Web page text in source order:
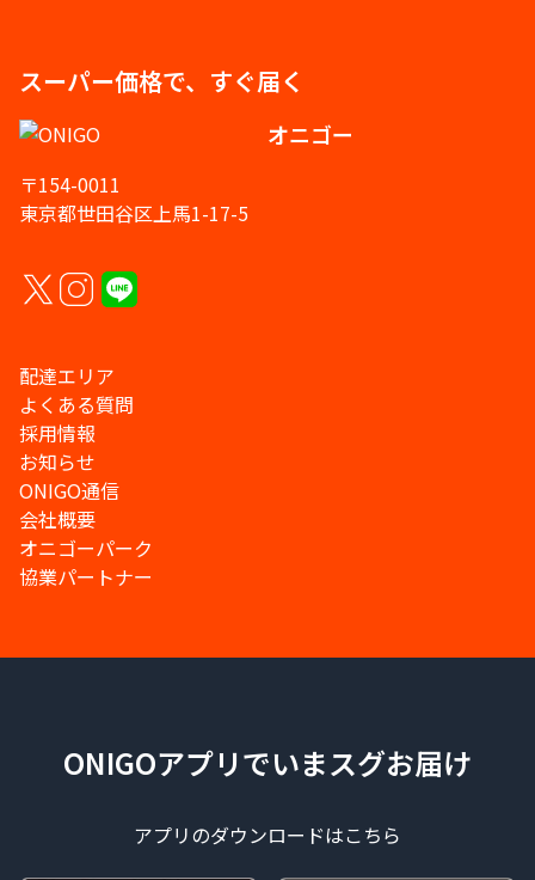
スーパー価格で、すぐ届く
オニゴー
〒154-0011
東京都世田谷区上馬1-17-5
配達エリア
よくある質問
採用情報
お知らせ
ONIGO通信
会社概要
オニゴーパーク
協業パートナー
ONIGOアプリでいまスグお届け
アプリのダウンロードはこちら